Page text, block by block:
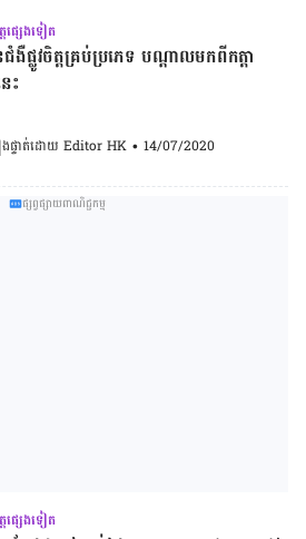
តផ្សេងទៀត
ងឺ​ផ្លូវ​ចិត្ត​គ្រប់​ប្រភេទ​ បណ្ដាល​មក​ពី​កត្តា
ះ
ងផ្ទាត់ដោយ Editor HK • 14/07/2020
ផ្សព្វផ្សាយពាណិជ្ជកម្ម
តផ្សេងទៀត